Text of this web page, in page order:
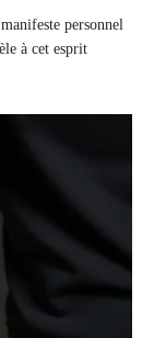
personnel
à cet esprit